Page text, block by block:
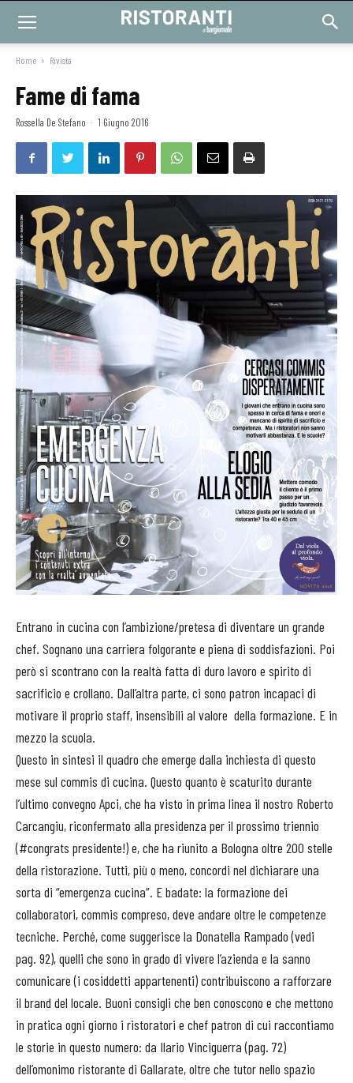
Home Rivista
Fame di fama
Rossella De Stefano - 1 Giugno 2016
Entrano in cucina con l’ambizione/pretesa di diventare un grande
chef. Sognano una carriera folgorante e piena di soddisfazioni. Poi
però si scontrano con la realtà fatta di duro lavoro e spirito di
sacrificio e crollano. Dall’altra parte, ci sono patron incapaci di
motivare il proprio staff, insensibili al valore della formazione. E in
mezzo la scuola.
Questo in sintesi il quadro che emerge dalla inchiesta di questo
mese sul commis di cucina. Questo quanto è scaturito durante
l’ultimo convegno Apci, che ha visto in prima linea il nostro Roberto
Carcangiu, riconfermato alla presidenza per il prossimo triennio
(#congrats presidente!) e, che ha riunito a Bologna oltre 200 stelle
della ristorazione. Tutti, più o meno, concordi nel dichiarare una
sorta di “emergenza cucina”. E badate: la formazione dei
collaboratori, commis compreso, deve andare oltre le competenze
tecniche. Perché, come suggerisce la Donatella Rampado (vedi
pag. 92), quelli che sono in grado di vivere l’azienda e la sanno
comunicare (i cosiddetti appartenenti) contribuiscono a rafforzare
il brand del locale. Buoni consigli che ben conoscono e che mettono
in pratica ogni giorno i ristoratori e chef patron di cui raccontiamo
le storie in questo numero: da Ilario Vinciguerra (pag. 72)
dell’omonimo ristorante di Gallarate, oltre che tutor nello spazio